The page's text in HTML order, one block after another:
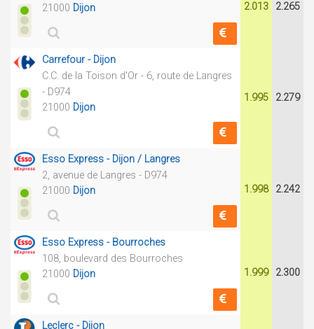
21000 Dijon 2.013 2.265
Carrefour - Dijon
C.C. de la Toison d'Or - 6, route de Langres
- D974
21000 Dijon
1.995 2.279
Esso Express - Dijon / Langres
2, avenue de Langres - D974
21000 Dijon 1.998 2.242
Esso Express - Bourroches
108, boulevard des Bourroches
21000 Dijon 1.999 2.300
Leclerc - Dijon